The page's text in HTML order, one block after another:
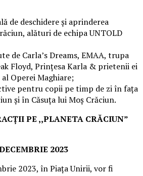
de deschidere și aprinderea
alături de echipa UNTOLD
de Carla’s Dreams, EMAA, trupa
Floyd, Prințesa Karla & prietenii ei
Operei Maghiare;
pentru copii pe timp de zi în fața
și în Căsuța lui Moș Crăciun.
PE ,,PLANETA CRĂCIUN”
2023
2023, în Piața Unirii, vor fi